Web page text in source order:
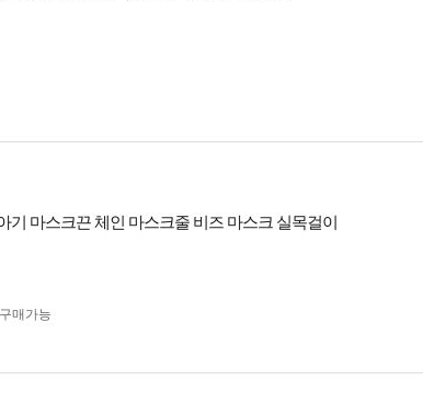
기 마스크끈 체인 마스크줄 비즈 마스크 실목걸이
매가능